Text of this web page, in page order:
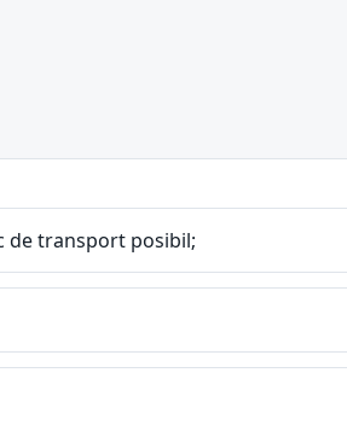
de transport posibil;